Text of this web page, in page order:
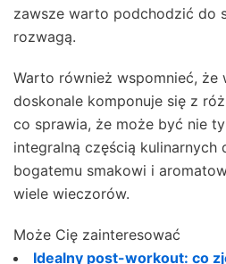
zawsze warto podchodzić do
rozwagą.
Warto również wspomnieć, że
doskonale komponuje się z
co sprawia, że może być nie
integralną częścią kulinarnych
bogatemu smakowi i
wiele wieczorów.
Może Cię zainteresować
Idealny post-workout: co